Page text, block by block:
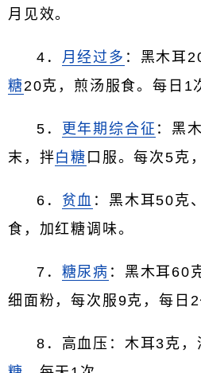
月见效。
4． 月经过多 ：黑木耳
糖20克，煎汤服食。每日1
5． 更年期综合征 ：黑
末，拌白糖 口服。每次5克
6． 贫血 ：黑木耳50克
食，加红糖调味。
7． 糖尿病 ：黑木耳60
细面粉，每次服9克，每日2
8．高血压：木耳3克，